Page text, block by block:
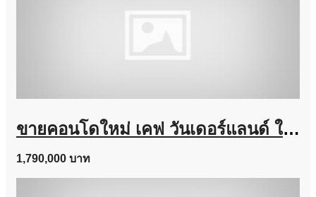
ขายคอนโดใหม่ เคฟ วันเดอร์แลนด์ ใกล้ ม.ธรรมศาสตร์ แต่งครบ พร้อมอยู่ เลี้ยงสัตว์ได้ โทร 0616161426
1,790,000 บาท